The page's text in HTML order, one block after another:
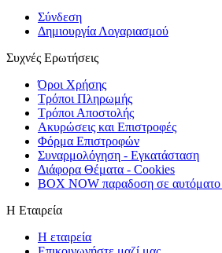
Σύνδεση
Δημιουργία Λογαριασμού
Συχνές Ερωτήσεις
Όροι Χρήσης
Τρόποι Πληρωμής
Τρόποι Αποστολής
Ακυρώσεις και Επιστροφές
Φόρμα Επιστρoφών
Συναρμολόγηση - Εγκατάσταση
Διάφορα Θέματα - Cookies
BOX NOW παραδοση σε
Η Εταιρεία
Η εταιρεία